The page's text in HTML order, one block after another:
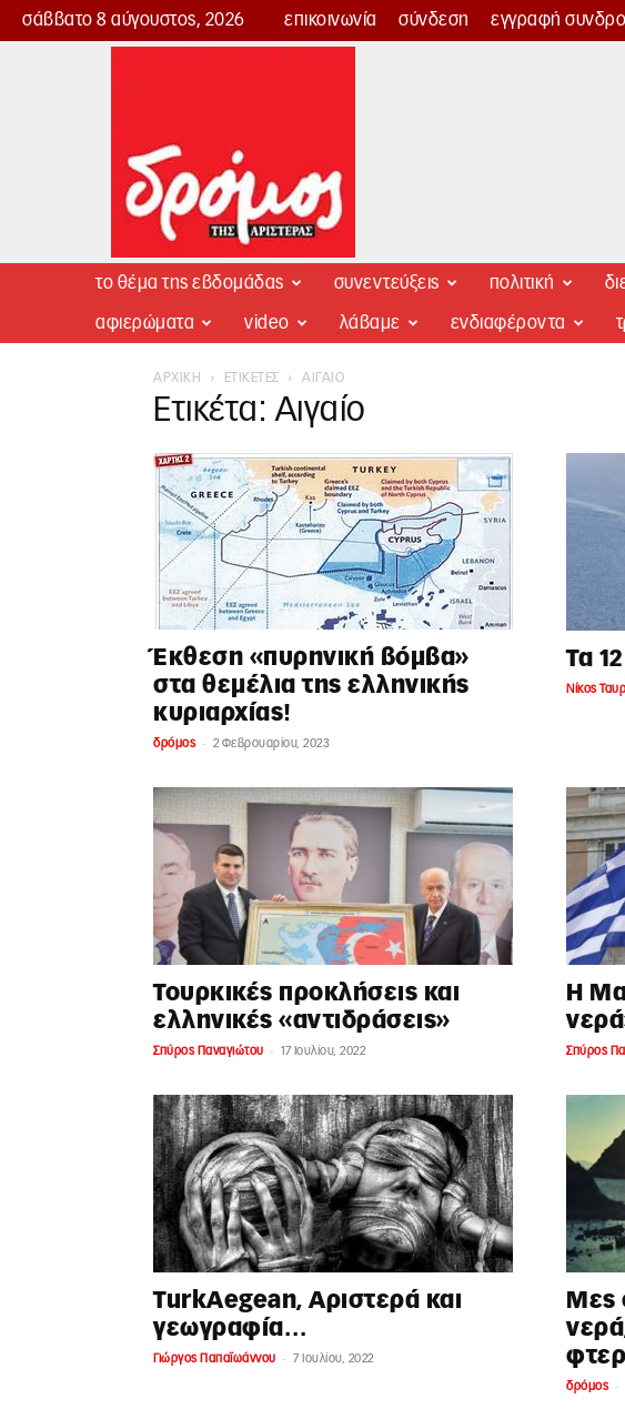
σάββατο 8 αύγουστος, 2026 επικοινωνία σύνδεση εγγραφή
Δρόμος
το θέμα της εβδομάδας συνεντεύξεις πολιτική
αφιερώματα video λάβαμε ενδιαφέροντα
ΑΡΧΙΚΉ ΕΤΙΚΈΤΕΣ ΑΙΓΑΊΟ
Ετικέτα: Αιγαίο
Έκθεση «πυρηνική βόμβα»
στα θεμέλια της ελληνικής
κυριαρχίας!
δρόμος - 2 Φεβρουαρίου, 2023
Τα
Νίκος
Τουρκικές προκλήσεις και
ελληνικές «αντιδράσεις»
Σπύρος Παναγιώτου - 17 Ιουλίου, 2022
Η
Σπύρος
TurkAegean, Αριστερά και
γεωγραφία…
Γιώργος Παπαϊωάννου - 7 Ιουλίου, 2022
Μες
δρόμος -